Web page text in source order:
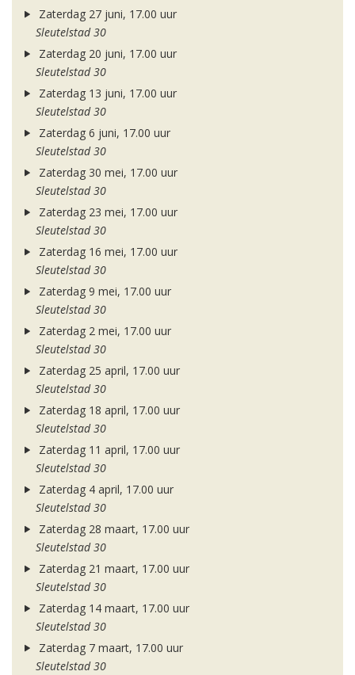
Zaterdag 27 juni, 17.00 uur
Sleutelstad 30
Zaterdag 20 juni, 17.00 uur
Sleutelstad 30
Zaterdag 13 juni, 17.00 uur
Sleutelstad 30
Zaterdag 6 juni, 17.00 uur
Sleutelstad 30
Zaterdag 30 mei, 17.00 uur
Sleutelstad 30
Zaterdag 23 mei, 17.00 uur
Sleutelstad 30
Zaterdag 16 mei, 17.00 uur
Sleutelstad 30
Zaterdag 9 mei, 17.00 uur
Sleutelstad 30
Zaterdag 2 mei, 17.00 uur
Sleutelstad 30
Zaterdag 25 april, 17.00 uur
Sleutelstad 30
Zaterdag 18 april, 17.00 uur
Sleutelstad 30
Zaterdag 11 april, 17.00 uur
Sleutelstad 30
Zaterdag 4 april, 17.00 uur
Sleutelstad 30
Zaterdag 28 maart, 17.00 uur
Sleutelstad 30
Zaterdag 21 maart, 17.00 uur
Sleutelstad 30
Zaterdag 14 maart, 17.00 uur
Sleutelstad 30
Zaterdag 7 maart, 17.00 uur
Sleutelstad 30